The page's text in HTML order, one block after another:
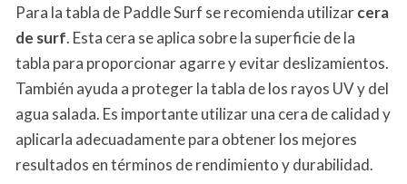
Para la tabla de Paddle Surf se recomienda utilizarcera
de surf. Esta cera se aplica sobre la superficie de la
tabla para proporcionar agarre y evitar deslizamientos.
También ayuda a proteger la tabla de los rayos UV y del
agua salada. Es importante utilizar una cera de calidad y
aplicarla adecuadamente para obtener los mejores
resultados en términos de rendimiento y durabilidad.